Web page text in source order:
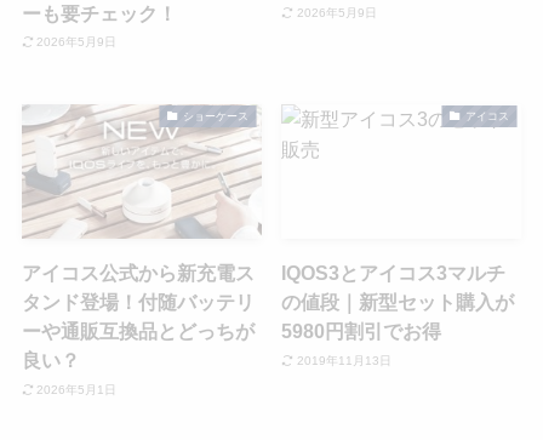
ーも要チェック！
2026年5月9日
2026年5月9日
ショーケース
アイコス公式から新充電ス
タンド登場！付随バッテリ
ーや通販互換品とどっちが
良い？
2026年5月1日
アイコス
IQOS3とアイコス3マルチ
の値段｜新型セット購入が
5980円割引でお得
2019年11月13日